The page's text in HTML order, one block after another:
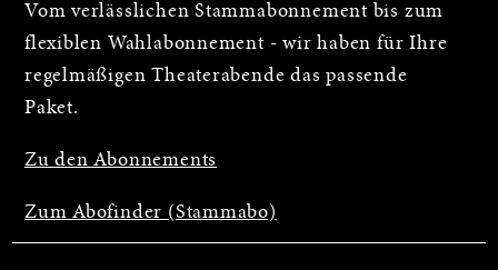
Vom verlässlichen Stammabonnement bis zum
flexiblen Wahlabonnement - wir haben für Ihre
regelmäßigen Theaterabende das passende
Paket.
Zu den Abonnements
Zum Abofinder (Stammabo)